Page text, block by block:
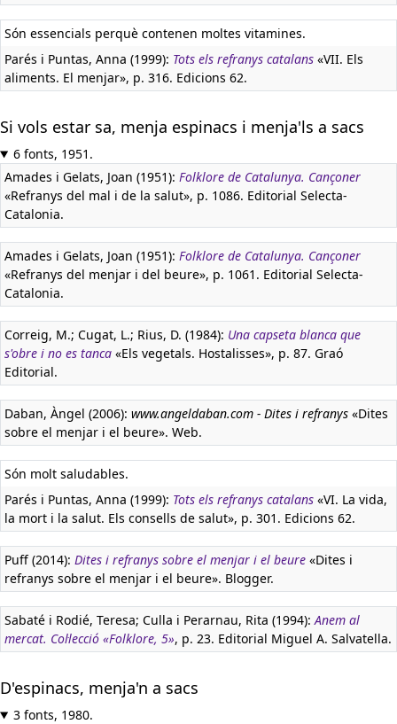
Són essencials perquè contenen moltes vitamines.
Parés i Puntas, Anna (1999): Tots els refranys catalans «VII. Els
aliments. El menjar», p. 316. Edicions 62.
Si vols estar sa, menja espinacs i menja'ls a sacs
6 fonts, 1951.
Amades i Gelats, Joan (1951): Folklore de Catalunya. Cançoner
«Refranys del mal i de la salut», p. 1086. Editorial Selecta-
Catalonia.
Amades i Gelats, Joan (1951): Folklore de Catalunya. Cançoner
«Refranys del menjar i del beure», p. 1061. Editorial Selecta-
Catalonia.
Correig, M.; Cugat, L.; Rius, D. (1984): Una capseta blanca que
s'obre i no es tanca «Els vegetals. Hostalisses», p. 87. Graó
Editorial.
Daban, Àngel (2006): www.angeldaban.com - Dites i refranys «Dites
sobre el menjar i el beure». Web.
Són molt saludables.
Parés i Puntas, Anna (1999): Tots els refranys catalans «VI. La vida,
la mort i la salut. Els consells de salut», p. 301. Edicions 62.
Puff (2014): Dites i refranys sobre el menjar i el beure «Dites i
refranys sobre el menjar i el beure». Blogger.
Sabaté i Rodié, Teresa; Culla i Perarnau, Rita (1994):Anem al
mercat. Col·lecció «Folklore, 5», p. 23. Editorial Miguel A. Salvatella.
D'espinacs, menja'n a sacs
3 fonts, 1980.